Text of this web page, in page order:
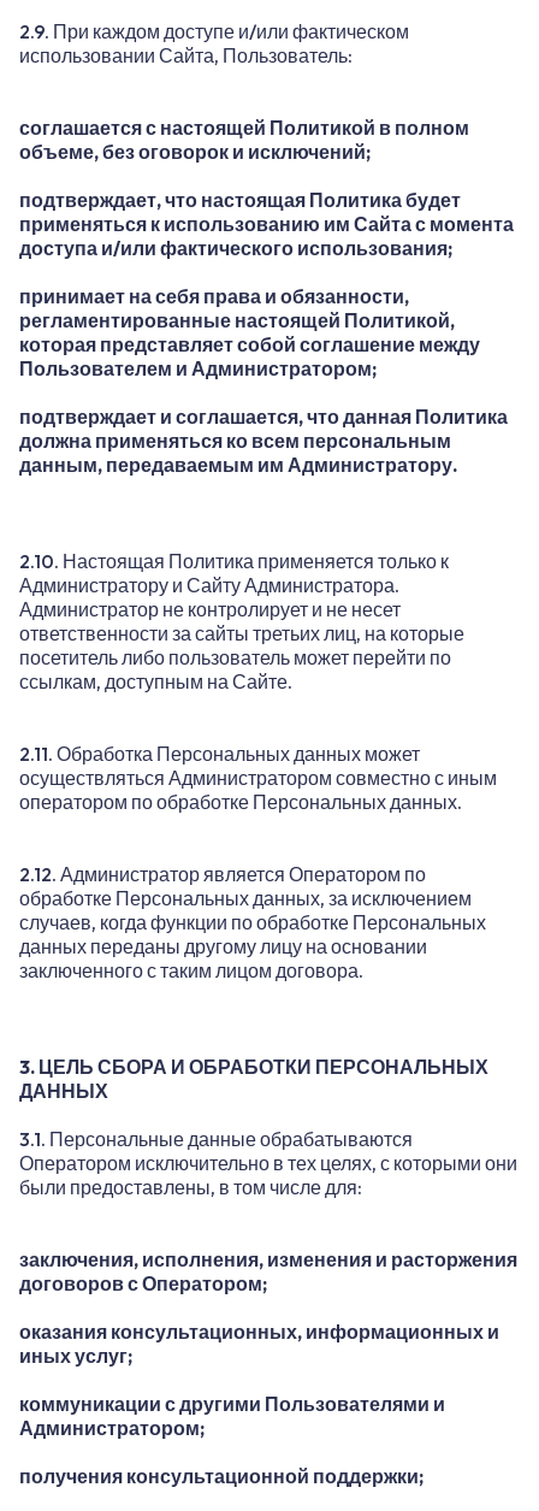
2.9. При каждом доступе и/или фактическом
использовании Сайта, Пользователь:
соглашается с настоящей Политикой в полном
объеме, без оговорок и исключений;
подтверждает, что настоящая Политика будет
применяться к использованию им Сайта с момента
доступа и/или фактического использования;
принимает на себя права и обязанности,
регламентированные настоящей Политикой,
которая представляет собой соглашение между
Пользователем и Администратором;
подтверждает и соглашается, что данная Политика
должна применяться ко всем персональным
данным, передаваемым им Администратору.
2.10. Настоящая Политика применяется только к
Администратору и Сайту Администратора.
Администратор не контролирует и не несет
ответственности за сайты третьих лиц, на которые
посетитель либо пользователь может перейти по
ссылкам, доступным на Сайте.
2.11. Обработка Персональных данных может
осуществляться Администратором совместно с иным
оператором по обработке Персональных данных.
2.12. Администратор является Оператором по
обработке Персональных данных, за исключением
случаев, когда функции по обработке Персональных
данных переданы другому лицу на основании
заключенного с таким лицом договора.
3. ЦЕЛЬ СБОРА И ОБРАБОТКИ ПЕРСОНАЛЬНЫХ
ДАННЫХ
3.1. Персональные данные обрабатываются
Оператором исключительно в тех целях, с которыми они
были предоставлены, в том числе для:
заключения, исполнения, изменения и расторжения
договоров с Оператором;
оказания консультационных, информационных и
иных услуг;
коммуникации с другими Пользователями и
Администратором;
получения консультационной поддержки;